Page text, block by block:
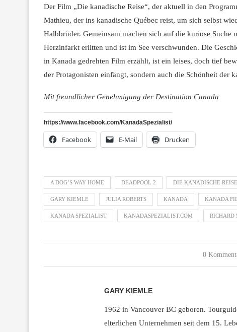
Der Film „Die kanadische Reise“, der aktuell in den
Mathieu, der ins kanadische Québec reist, um sich selbst
Halbbrüder. Gemeinsam machen sich auf die kuriose
Herzinfarkt erlitten und ist im See verschwunden. Die
in Kanada gedrehten Film erzählt, ist ein leises, doch tief
der Protagonisten einfängt, sondern auch die Schönheit der
Mit freundlicher Genehmigung der Destination Canada
https://www.facebook.com/KanadaSpezialist/
Facebook E-Mail Drucken
A DOG’S WAY HOME DEADPOOL 2 DIE KANADISCHE REISE
GARY KIEMLE JULIA ROBERTS KANADA KANADA
KANADA SPEZIALIST KANADASPEZIALIST.COM RICHARD
0
GARY KIEMLE
1962 in Vancouver BC geboren.
elterlichen Unternehmen seit dem 15.